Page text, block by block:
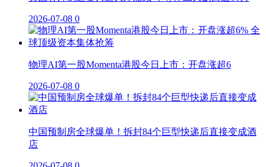
2026-07-08 0
物理AI第一股Momenta港股今日上市：开盘涨超6
2026-07-08 0
中国预制房全球爆单！拆封84个巨型快递后直接变成酒
店